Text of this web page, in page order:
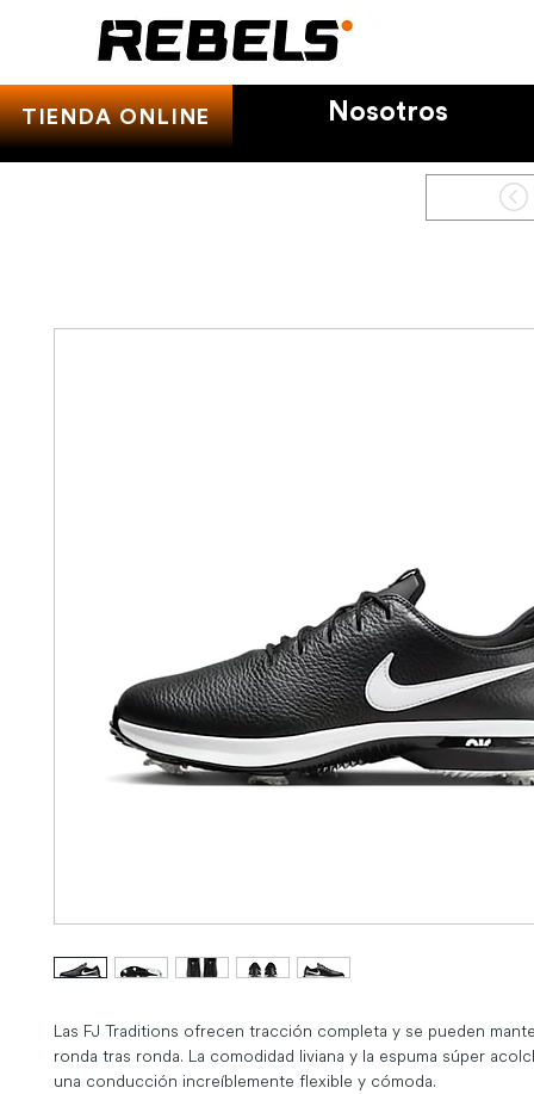
TIENDA ONLINE Nosotros
Las FJ Traditions ofrecen tracción completa y se pueden
ronda tras ronda. La comodidad liviana y la espuma súper
una conducción increíblemente flexible y cómoda.